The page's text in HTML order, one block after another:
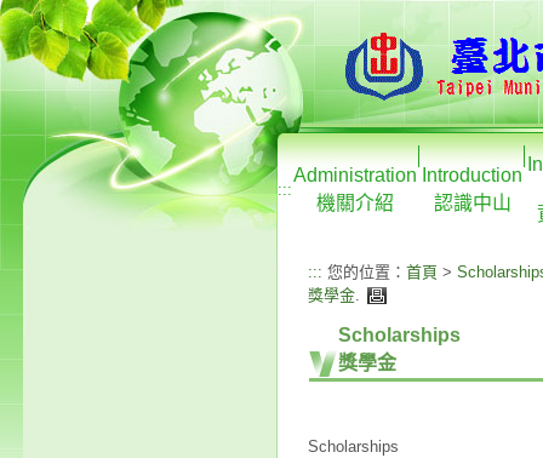
:::
Administration
機關介紹
Introduction
認識中山
::: 您的位置： 首頁 >
獎學金.
Scholarships
獎學金
Scholarships